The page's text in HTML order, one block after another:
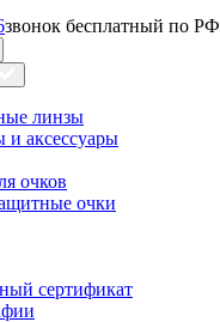
звонок бесплатный по РФ
линзы
и аксессуары
очков
очки
сертификат